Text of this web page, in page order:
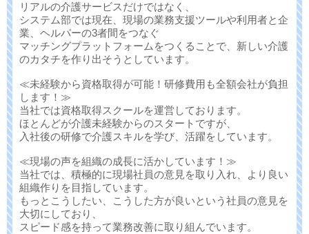
リアルの介護サービスだけではなく、
システム部では現在、現場の業務支援ツールや利用者と企
業、ヘルパーの3者間をつなぐ
マッチングプラットフォームをつくることで、新しい介護
のカタチを作り出そうとしています。
≪未経験から資格取得が可能！研修費用も全額会社が負担
します！≫
当社では資格取得スクールを運営しております。
ほとんどが介護未経験からのスタートですが、
入社後の研修で介護スキルを学び、活躍をしています。
≪現場の声を組織の成長に活かしています！≫
当社では、積極的に現場社員の意見を取り入れ、より良い
組織作りを目指しています。
もっとこうしたい、こうした方が良いという社員の意見を
大切にしており、
スピード感を持って業務改善に取り組んでいます。